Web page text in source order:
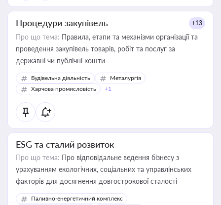
Процедури закупівель +13
Про що тема: Правила, етапи та механізми організації та
проведення закупівель товарів, робіт та послуг за
державні чи публічні кошти
Будівельна діяльність
Металургія
Харчова промисловість
+1
ESG та сталий розвиток
Про що тема: Про відповідальне ведення бізнесу з
урахуванням екологічних, соціальних та управлінських
факторів для досягнення довгострокової сталості
Паливно-енергетичний комплекс